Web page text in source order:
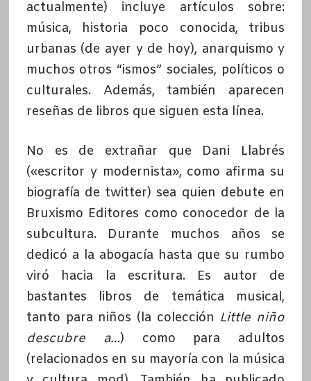
actualmente) incluye artículos sobre:
música, historia poco conocida, tribus
urbanas (de ayer y de hoy), anarquismo y
muchos otros “ismos” sociales, políticos o
culturales. Además, también aparecen
reseñas de libros que siguen esta línea.
No es de extrañar que Dani Llabrés
(«escritor y modernista», como afirma su
biografía de twitter) sea quien debute en
Bruxismo Editores como conocedor de la
subcultura. Durante muchos años se
dedicó a la abogacía hasta que su rumbo
viró hacia la escritura. Es autor de
bastantes libros de temática musical,
tanto para niños (la colección Little niño
descubre a…) como para adultos
(relacionados en su mayoría con la música